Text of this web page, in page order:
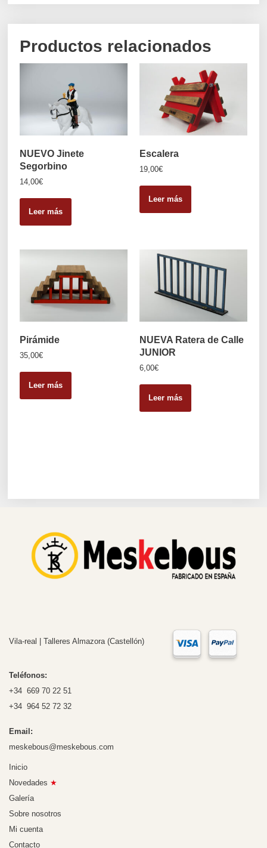
Productos relacionados
NUEVO Jinete
Segorbino
14,00€
Leer más
Escalera
19,00€
Leer más
Pirámide
35,00€
Leer más
NUEVA Ratera de Calle
JUNIOR
6,00€
Leer más
Vila-real | Talleres Almazora (Castellón)
Teléfonos:
+34 669 70 22 51
+34 964 52 72 32
Email:
meskebous@meskebous.com
Inicio
Novedades ★
Galería
Sobre nosotros
Mi cuenta
Contacto